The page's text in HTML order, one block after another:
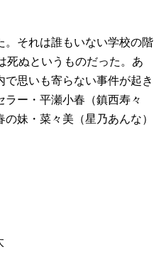
それは誰もいない学校の階
死ぬというものだった。あ
思いも寄らない事件が起き
ー・平瀬小春（鎮西寿々
妹・菜々美（星乃あんな）